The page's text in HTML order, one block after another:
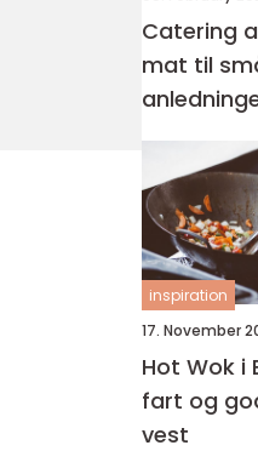
Catering asker
mat til
inspiration
17. November
Hot Wok i
fart og
vest